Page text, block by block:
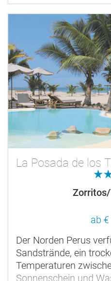
La Posada de los
ab €
Der Norden Perus
Sandstrände, ein
Temperaturen
Sonnenschein und